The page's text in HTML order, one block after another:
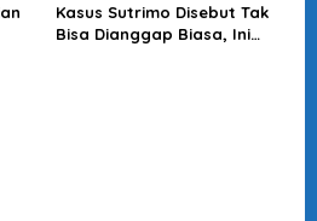
Kasus Sutrimo Disebut Tak
Bisa Dianggap Biasa, Ini